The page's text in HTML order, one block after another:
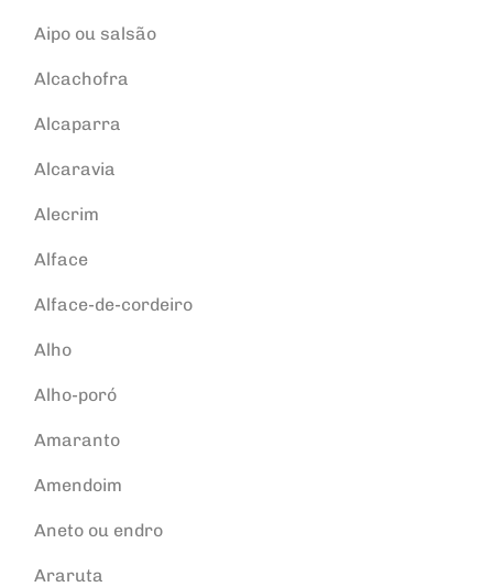
Aipo ou salsão
Alcachofra
Alcaparra
Alcaravia
Alecrim
Alface
Alface-de-cordeiro
Alho
Alho-poró
Amaranto
Amendoim
Aneto ou endro
Araruta